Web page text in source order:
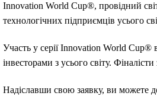
Innovation World Cup®, провідний
технологічних підприємців усього
Участь у серії Innovation World Cup®
інвесторами з усього світу.
Надіславши свою заявку, ви можете